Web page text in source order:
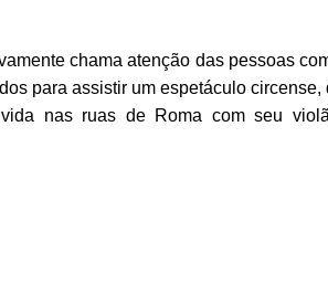
chama atenção das pessoas
para assistir um espetáculo
nas ruas de Roma com seu